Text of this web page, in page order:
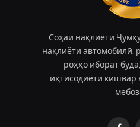
Соҳаи нақлиёти
нақлиёти автомобилӣ,
роҳҳо иборат
иқтисодиёти кишвар